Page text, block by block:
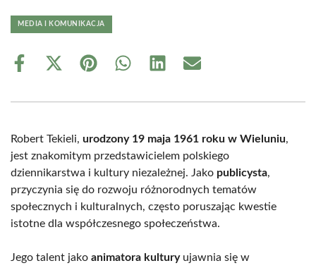
MEDIA I KOMUNIKACJA
Share
Share
(Twitter)
Share Share Share Share
Robert Tekieli, urodzony 19 maja 1961 roku w Wieluniu,
jest znakomitym przedstawicielem polskiego
dziennikarstwa i kultury niezależnej. Jako publicysta,
przyczynia się do rozwoju różnorodnych tematów
społecznych i kulturalnych, często poruszając kwestie
istotne dla współczesnego społeczeństwa.
Jego talent jako animatora kulturyujawnia się w